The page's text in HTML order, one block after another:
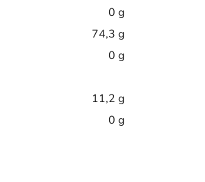
0 g
74,3 g
0 g
11,2 g
0 g